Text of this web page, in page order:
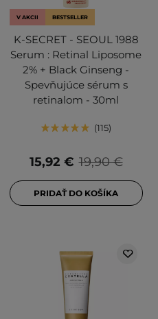
V AKCII BESTSELLER
K-SECRET - SEOUL 1988
Serum : Retinal Liposome
2% + Black Ginseng -
Spevňujúce sérum s
retinalom - 30ml
115
19,90 €
15,92 €
PRIDAŤ DO KOŠÍKA